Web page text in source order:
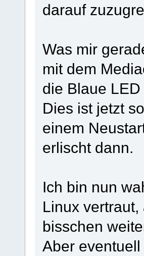
darauf
Was mir
mit dem
die Blaue
Dies ist jetzt
einem
erlischt dann.
Ich bin nun
Linux
bisschen
Aber